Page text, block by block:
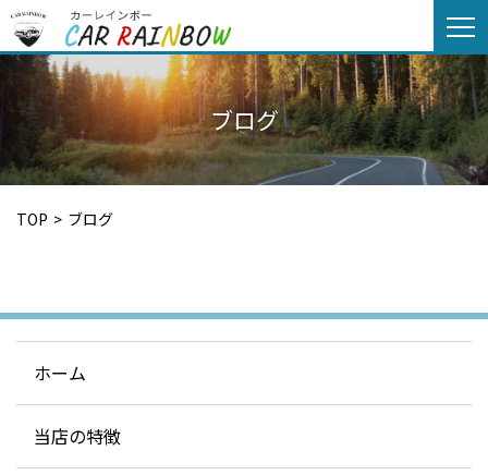
ブログ
TOP ブログ
ホーム
当店の特徴